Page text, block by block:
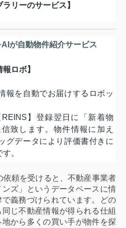
リーのサービス】
が自動物件紹介サービス
ロボ】
報を自動でお届けするロボッ
】登録翌日に「新着物
致します。物件情報に加え
グデータにより評価書付きに
。
頼を受けると、不動産事業者
ズ」というデータベースに情
義務づけられています。どの
じ不動産情報が得られる仕組
から多くの買い手が物件を探